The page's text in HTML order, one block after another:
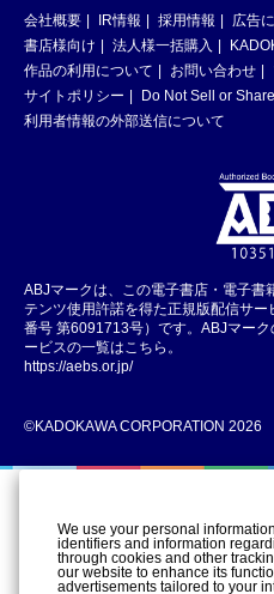
会社概要 IR情報 採用情報 広告
書店様向け
法人様一括購入
作品の利用について
お問い合わせ
サイトポリシー
Do Not Sell or
利用者情報の外部送信について
ABJマークは、この電子書店・電子書
テンツ使用許諾を得た正規版配信サ
番号 第6091713号）です。ABJマー
ービスの一覧はこちら。
https://aebs.or.jp/
©KADOKAWA CORPORATION 2026
We use your personal
identifiers and information
through cookies and other
our website to enhance its
advertisements tailored to your